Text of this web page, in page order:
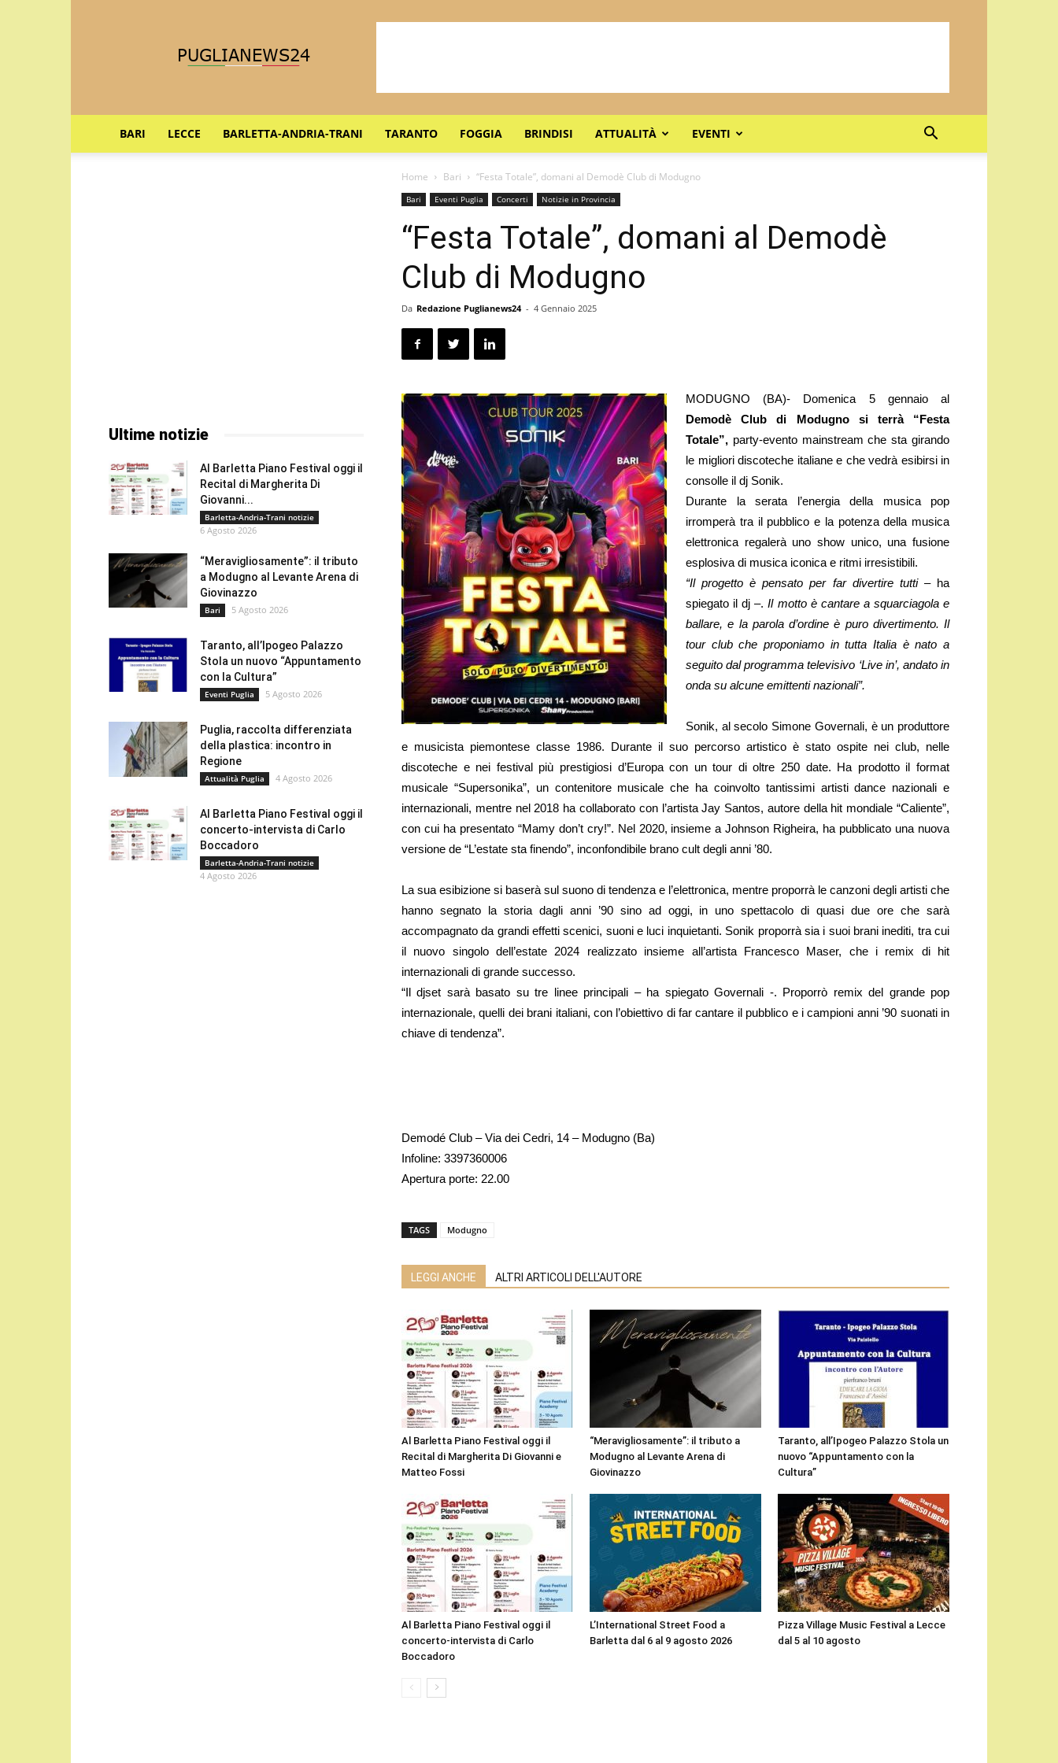
BARI LECCE BARLETTA-ANDRIA-TRANI TARANTO FOGGIA BRINDISI ATTUALITÀ EVENTI
Home Bari “Festa Totale”, domani al Demodè Club di Modugno
Bari Eventi Puglia Concerti Notizie in Provincia
“Festa Totale”, domani al Demodè
Club di Modugno
Da Redazione Puglianews24 - 4 Gennaio 2025
MODUGNO (BA)- Domenica 5 gennaio al
Demodè Club di Modugno si terrà “Festa
Totale”, party-evento mainstream che sta girando
le migliori discoteche italiane e che vedrà esibirsi in
consolle il dj Sonik.
Durante la serata l’energia della musica pop
irromperà tra il pubblico e la potenza della musica
elettronica regalerà uno show unico, una fusione
esplosiva di musica iconica e ritmi irresistibili.
“Il progetto è pensato per far divertire tutti– ha
spiegato il dj –.Il motto è cantare a squarciagola e
ballare, e la parola d’ordine è puro divertimento. Il
tour club che proponiamo in tutta Italia è nato a
seguito dal programma televisivo ‘Live in’, andato in
onda su alcune emittenti nazionali”.
Sonik, al secolo Simone Governali, è un produttore
e musicista piemontese classe 1986. Durante il suo percorso artistico è stato ospite nei club, nelle
discoteche e nei festival più prestigiosi d’Europa con un tour di oltre 250 date. Ha prodotto il format
musicale “Supersonika”, un contenitore musicale che ha coinvolto tantissimi artisti dance nazionali e
internazionali, mentre nel 2018 ha collaborato con l’artista Jay Santos, autore della hit mondiale “Caliente”,
con cui ha presentato “Mamy don’t cry!”. Nel 2020, insieme a Johnson Righeira, ha pubblicato una nuova
versione de “L’estate sta finendo”, inconfondibile brano cult degli anni ’80.
La sua esibizione si baserà sul suono di tendenza e l’elettronica, mentre proporrà le canzoni degli artisti che
hanno segnato la storia dagli anni ’90 sino ad oggi, in uno spettacolo di quasi due ore che sarà
accompagnato da grandi effetti scenici, suoni e luci inquietanti. Sonik proporrà sia i suoi brani inediti, tra cui
il nuovo singolo dell’estate 2024 realizzato insieme all’artista Francesco Maser, che i remix di hit
internazionali di grande successo.
“Il djset sarà basato su tre linee principali – ha spiegato Governali -. Proporrò remix del grande pop
internazionale, quelli dei brani italiani, con l’obiettivo di far cantare il pubblico e i campioni anni ’90 suonati in
chiave di tendenza”.
Demodé Club – Via dei Cedri, 14 – Modugno (Ba)
Infoline: 3397360006
Apertura porte: 22.00
TAGS Modugno
LEGGI ANCHE ALTRI ARTICOLI DELL'AUTORE
Al Barletta Piano Festival oggi il
Recital di Margherita Di Giovanni e
Matteo Fossi
“Meravigliosamente”: il tributo a
Modugno al Levante Arena di
Giovinazzo
Taranto, all’Ipogeo Palazzo Stola un
nuovo “Appuntamento con la
Cultura”
Al Barletta Piano Festival oggi il
concerto-intervista di Carlo
Boccadoro
L’International Street Food a
Barletta dal 6 al 9 agosto 2026
Pizza Village Music Festival a Lecce
dal 5 al 10 agosto
Ultime notizie
Al Barletta Piano Festival oggi il
Recital di Margherita Di
Giovanni...
Barletta-Andria-Trani notizie
6 Agosto 2026
“Meravigliosamente”: il tributo
a Modugno al Levante Arena di
Giovinazzo
Bari 5 Agosto 2026
Taranto, all’Ipogeo Palazzo
Stola un nuovo “Appuntamento
con la Cultura”
Eventi Puglia 5 Agosto 2026
Puglia, raccolta differenziata
della plastica: incontro in
Regione
Attualità Puglia 4 Agosto 2026
Al Barletta Piano Festival oggi il
concerto-intervista di Carlo
Boccadoro
Barletta-Andria-Trani notizie
4 Agosto 2026